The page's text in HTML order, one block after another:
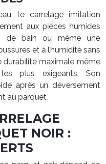
le carrelage imitation
aux pièces humides
de bain ou même une
et à l’humidité sans
durabilité maximale même
plus exigeants. Son
après un déversement
au parquet.
NOIR :